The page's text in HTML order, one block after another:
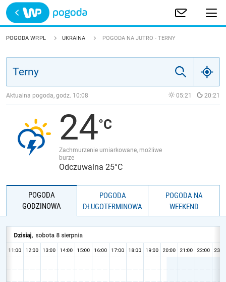
Trwa ładowanie
POLSKA
JAKOŚĆ POWIETRZA
POGODA WP.PL UKRAINA POGODA NA JUTRO - TERNY
Aktualna pogoda, godz. 10:08 05:21 20:21
24
Zachmurzenie umiarkowane, możliwe
burze
Odczuwalna 25°C
POGODA
GODZINOWA
POGODA
DŁUGOTERMINOWA
POGODA NA
WEEKEND